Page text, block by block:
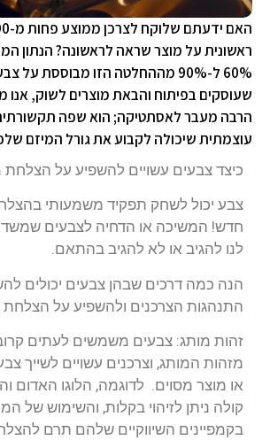
ראשונית על מוצר שראה לראשונה? הנתון
60% ל-90% מההחלטה הזו מבוססת
שעוסקים בפיתוח והבאת מוצרים לשוק, אנו
הרבה מעבר לאסתטיקה; הוא שפה
עוצמתית שיכולה לקבוע את גורל המיזם
כיצד צבעים עשויים להשפיע על
צבע יכול לשחק תפקיד משמעותי
חדש! המשיכה או הדחיה לצבעים
לנו להגיב או לא להגיב בהתאם.
הנה כמה דרכים שבהן צבעים יכולים
התנהגות הצרכנים ולהשפיע על הצלחת
זהות מותג: צבעים משמשים לעתים
מזהות המותג, וצרכנים עשויים לשייך
או מוצר מסוים. לדוגמה, הלוגו האדום
קולה ניתן לזיהוי בקלות, והשימוש של
בקמפיינים השיווקיים שלהם תרם